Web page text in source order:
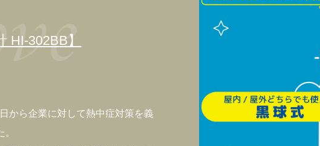
HI-302BB】
から企業に対して熱中症対策を義